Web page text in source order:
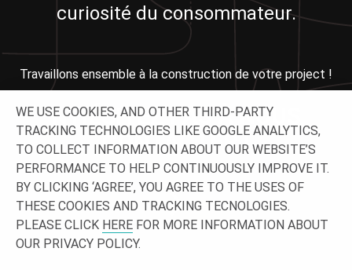
curiosité du consommateur.
Travaillons ensemble à la construction de votre project !
N'HÉSITEZ PAS À NOUS
CONTACTER !
WE USE COOKIES, AND OTHER THIRD-PARTY
TRACKING TECHNOLOGIES LIKE GOOGLE ANALYTICS,
TO COLLECT INFORMATION ABOUT OUR WEBSITE’S
PERFORMANCE TO HELP CONTINUOUSLY IMPROVE IT.
BY CLICKING ‘AGREE’, YOU AGREE TO THE USES OF
THESE COOKIES AND TRACKING TECNOLOGIES.
PLEASE CLICK HERE FOR MORE INFORMATION ABOUT
OUR PRIVACY POLICY.